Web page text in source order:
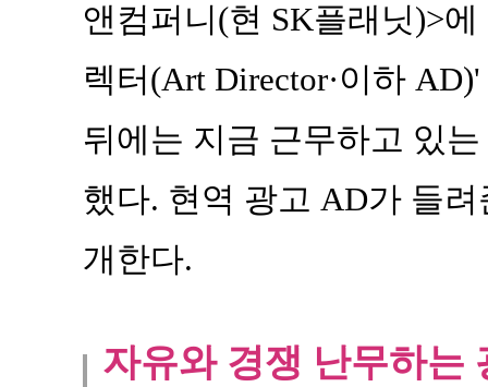
앤컴퍼니(현 SK플래닛)>
렉터(Art Director·이하
뒤에는 지금 근무하고 있
했다. 현역 광고 AD가 들려
개한다.
자유와 경쟁 난무하는